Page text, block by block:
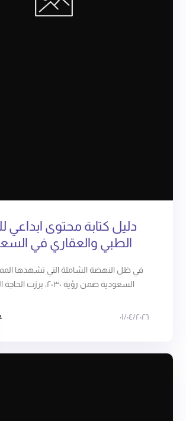
دليل كتابة محتوى ابداعي
الطبي والعقاري في
٠١/٠٤/٢٠٢٦
في ظل النهضة الشاملة التي تشهدها
السعودية ضمن رؤية ٢٠٣٠، برزت الحاجة الماسة ...